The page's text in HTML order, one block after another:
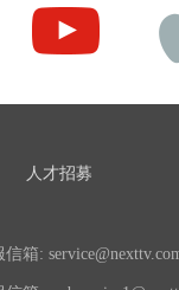
人才招募
信箱: